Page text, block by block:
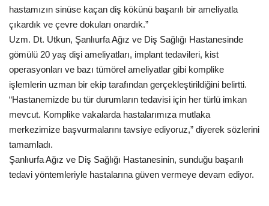
hastamızın sinüse kaçan diş kökünü başarılı bir ameliyatla
çıkardık ve çevre dokuları onardık.”
Uzm. Dt. Utkun, Şanlıurfa Ağız ve Diş Sağlığı Hastanesinde
gömülü 20 yaş dişi ameliyatları, implant tedavileri, kist
operasyonları ve bazı tümörel ameliyatlar gibi komplike
işlemlerin uzman bir ekip tarafından gerçekleştirildiğini belirtti.
“Hastanemizde bu tür durumların tedavisi için her türlü imkan
mevcut. Komplike vakalarda hastalarımıza mutlaka
merkezimize başvurmalarını tavsiye ediyoruz,” diyerek sözlerini
tamamladı.
Şanlıurfa Ağız ve Diş Sağlığı Hastanesinin, sunduğu başarılı
tedavi yöntemleriyle hastalarına güven vermeye devam ediyor.